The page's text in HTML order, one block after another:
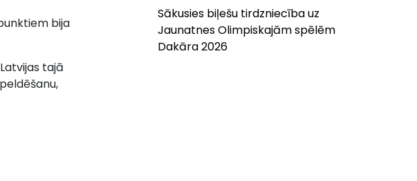
bija
tajā
Sākusies biļešu tirdzniecība uz
Jaunatnes Olimpiskajām spēlēm
Dakāra 2026